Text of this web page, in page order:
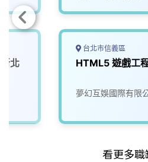
北
台北市信義區
HTML5 遊戲工
夢幻互娛國際有限
看更多職